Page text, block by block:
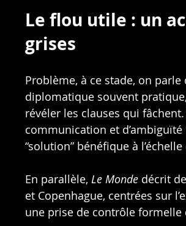
Le flou utile : un
grises
Problème, à ce stade, on
diplomatique souvent
révéler les clauses qui
communication et
“solution” bénéfique à l’échelle
En parallèle, Le Monde décrit
et Copenhague, centrées sur
une prise de contrôle formelle